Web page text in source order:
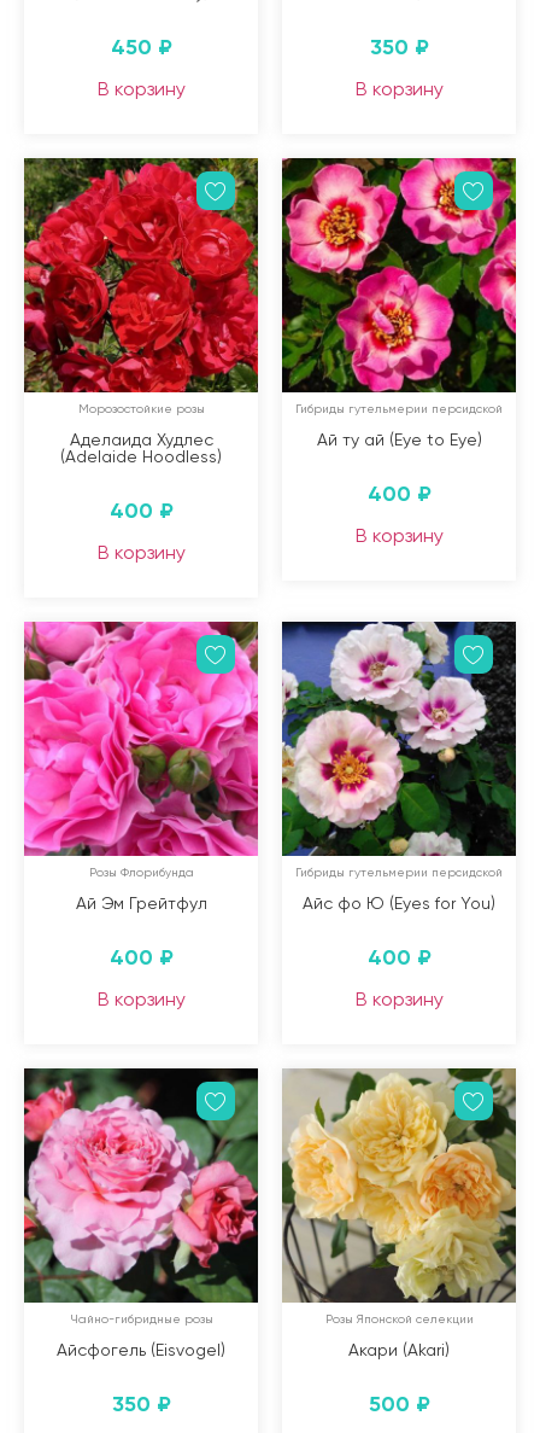
450 ₽
В корзину
350 ₽
В корзину
Морозостойкие розы
Аделаида Худлес
(Adelaide Hoodless)
400 ₽
В корзину
Гибриды гутельмерии персидской
Ай ту ай (Eye to Eye)
400 ₽
В корзину
Розы Флорибунда
Ай Эм Грейтфул
400 ₽
В корзину
Гибриды гутельмерии персидской
Айс фо Ю (Eyes for You)
400 ₽
В корзину
Чайно-гибридные розы
Айсфогель (Eisvogel)
350 ₽
Розы Японской селекции
Акари (Akari)
500 ₽
Непрерывное (63) Однократное (1
Повторное (428)
Почти Непрерывное (7)
Применить